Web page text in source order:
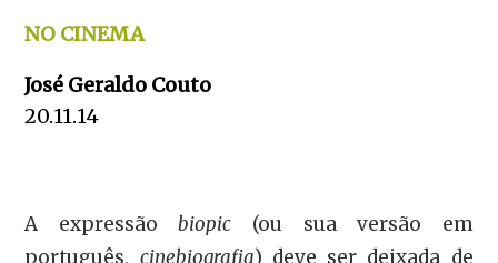
NO CINEMA
José Geraldo Couto
20.11.14
A expressãobiopic (ou sua versão em
português, cinebiografia) deve ser deixada de